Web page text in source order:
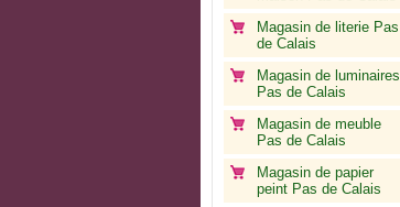
Magasin de literie Pas
de Calais
Magasin de luminaires
Pas de Calais
Magasin de meuble
Pas de Calais
Magasin de papier
peint Pas de Calais